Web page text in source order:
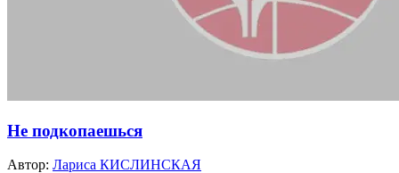
Не подкопаешься
Автор: Лариса КИСЛИНСКАЯ